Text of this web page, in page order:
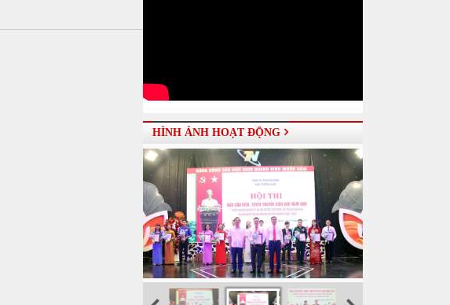
HÌNH ẢNH HOẠT ĐỘNG